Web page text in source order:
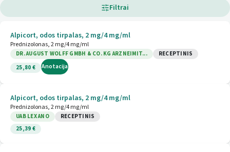
Filtrai
Alpicort, odos tirpalas, 2 mg/4 mg/ml
Prednizolonas, 2 mg/4 mg/ml
DR. AUGUST WOLFF GMBH & CO. KG ARZNEIMIT...
RECEPTINIS
25,80 €
Anotacija
Alpicort, odos tirpalas, 2 mg/4 mg/ml
Prednizolonas, 2 mg/4 mg/ml
UAB LEX ANO
RECEPTINIS
25,39 €